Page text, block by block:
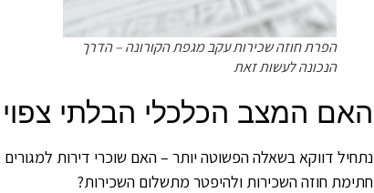
הפרת חוזה שכירות עקב מגפת הקורונה – הדרך
הנכונה לעשות זאת
האם המצב הכלכלי הבלתי
נתחיל דווקא בשאלה הפשוטה יותר – האם שוכרי דירות
חתימת חוזה השכירות ולהיפטר מתשלום השכירות?